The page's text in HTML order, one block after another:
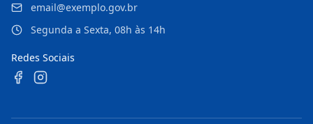
email@exemplo.gov.br
Segunda a Sexta, 08h às 14h
Redes Sociais